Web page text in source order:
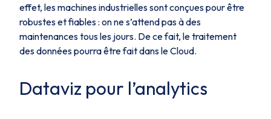
effet, les machines industrielles sont conçues pour être
robustes et fiables : on ne s’attend pas à des
maintenances tous les jours. De ce fait, le traitement
des données pourra être fait dans le Cloud.
Dataviz pour l’analytics